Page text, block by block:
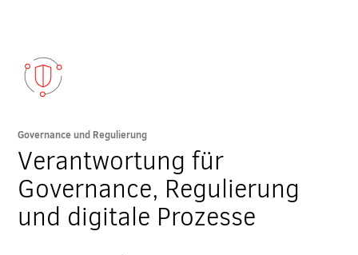
Governance und Regulierung
Verantwortung für
Governance, Regulierung
und digitale Prozesse